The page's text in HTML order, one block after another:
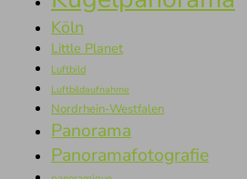
Köln
Little Planet
Luftbild
Luftbildaufnahme
Nordrhein-Westfalen
Panorama
Panoramafotografie